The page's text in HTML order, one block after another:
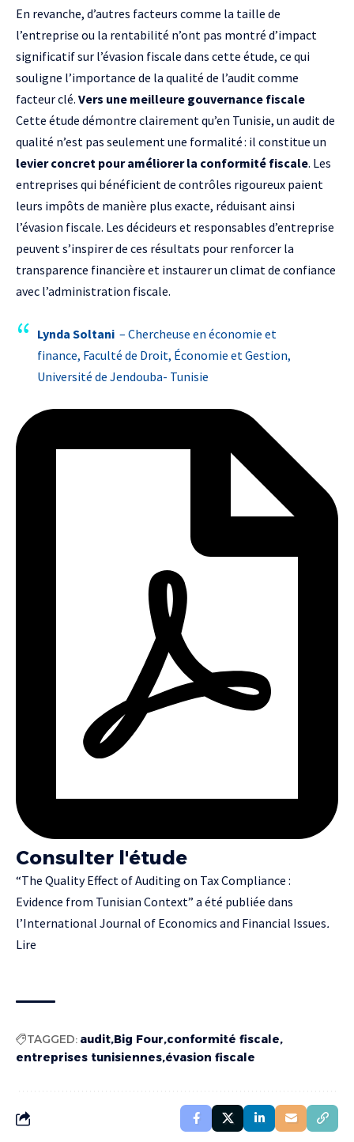
En revanche, d’autres facteurs comme la taille de
l’entreprise ou la rentabilité n’ont pas montré d’impact
significatif sur l’évasion fiscale dans cette étude, ce qui
souligne l’importance de la qualité de l’audit comme
facteur clé. Vers une meilleure gouvernance fiscale
Cette étude démontre clairement qu’en Tunisie, un audit de
qualité n’est pas seulement une formalité : il constitue un
levier concret pour améliorer la conformité fiscale. Les
entreprises qui bénéficient de contrôles rigoureux paient
leurs impôts de manière plus exacte, réduisant ainsi
l’évasion fiscale. Les décideurs et responsables d’entreprise
peuvent s’inspirer de ces résultats pour renforcer la
transparence financière et instaurer un climat de confiance
avec l’administration fiscale.
Lynda Soltani – Chercheuse en économie et
finance, Faculté de Droit, Économie et Gestion,
Université de Jendouba- Tunisie
Consulter l'étude
“The Quality Effect of Auditing on Tax Compliance :
Evidence from Tunisian Context” a été publiée dans
l’International Journal of Economics and Financial Issues.
Lire
TAGGED: audit Big Four conformité fiscale
entreprises tunisiennes évasion fiscale